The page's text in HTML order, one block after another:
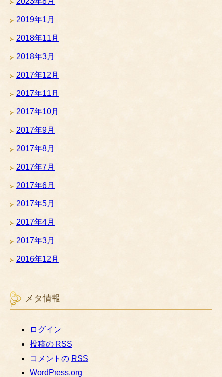
2019年1月
2018年11月
2018年3月
2017年12月
2017年11月
2017年10月
2017年9月
2017年8月
2017年7月
2017年6月
2017年5月
2017年4月
2017年3月
2016年12月
メタ情報
ログイン
投稿の RSS
コメントの RSS
WordPress.org